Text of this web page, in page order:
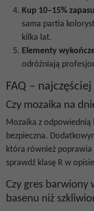
Kup 10–15% zapasu
sama partia
kilka lat.
Elementy
odróżniają
FAQ –
Czy mozaika na
Mozaika z
bezpieczna.
która również poprawia
sprawdź klasę R w
Czy gres barwiony
basenu niż